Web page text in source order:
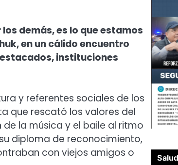
demás, es lo que estamos
en un cálido encuentro
instituciones
y referentes sociales de los
que rescató los valores del
la música y el baile al ritmo
diploma de reconocimiento,
con viejos amigos o
Salud